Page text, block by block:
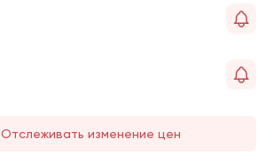
Отслеживать изменение цен